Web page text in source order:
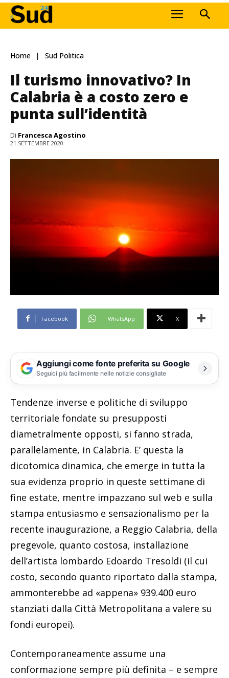
Home Sud Politica
Il turismo innovativo? In
Calabria è a costo zero e
punta sull’identità
Di Francesca Agostino
21 SETTEMBRE 2020
Facebook WhatsApp X
Aggiungi come fonte preferita su Google
Seguici più facilmente nelle notizie consigliate
Tendenze inverse e politiche di sviluppo
territoriale fondate su presupposti
diametralmente opposti, si fanno strada,
parallelamente, in Calabria. E’ questa la
dicotomica dinamica, che emerge in tutta la
sua evidenza proprio in queste settimane di
fine estate, mentre impazzano sul web e sulla
stampa entusiasmo e sensazionalismo per la
recente inaugurazione, a Reggio Calabria, della
pregevole, quanto costosa, installazione
dell’artista lombardo Edoardo Tresoldi (il cui
costo, secondo quanto riportato dalla stampa,
ammonterebbe ad «appena» 939.400 euro
stanziati dalla Città Metropolitana a valere su
fondi europei).
Contemporaneamente assume una
conformazione sempre più definita – e sempre